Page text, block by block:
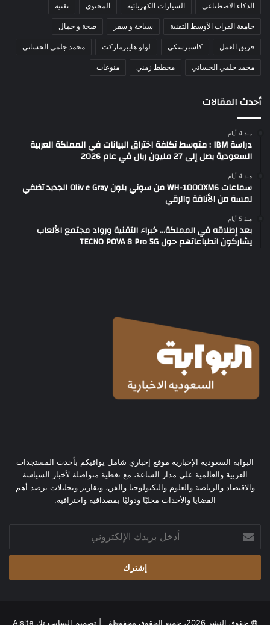
الذكاء الاصطناعي السيارات الكهربائية المحتوى تقنية
جامعة الفرات الأوسط التقنية سياحة و سفر صحة و جمال
فريق العمل كاسبرسكي لولو هايبرماركت محمد جلمي الحساني
محمد حلمي الحساني مخطط زمني منوعات
أحدث المقالات
منذ 4 أيام
دراسة IBM : متوسط تكلفة اختراق البيانات في المملكة العربية
السعودية يصل إلى 27 مليون ريال في عام 2026
منذ 4 أيام
سماعات WH-1000XM6 من سوني بلون Oliv e Gray الجديد تضفي
لمسة من الأناقة والرقي
منذ 5 أيام
بعد إطلاقه في المملكة… خبراء التقنية ورواد مجتمع الألعاب
يشاركون انطباعاتهم حول TECNO POVA 8 Pro 5G
البوابة السعودية الإخبارية موقع إخباري شامل يوافيكم بأحدث المستجدات
العربية والعالمية على مدار الساعة، مع تغطية متواصلة لأخبار السياسة
والاقتصاد والرياضة والعلوم والتكنولوجيا والفن، وتقارير وتحليلات ترصد أهم
القضايا والأحداث محليًا ودوليًا بمصداقية واحترافية.
بريدك
الإلكتروني
© حقوق النشر 2026، جميع الحقوق محفوظة | تصميم السايت تك Alsite